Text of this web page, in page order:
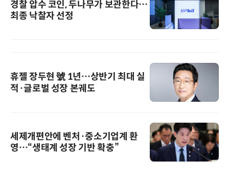
경찰 압수 코인, 두나무가 보관한다…
최종 낙찰자 선정
휴젤 장두현 號 1년…상반기 최대 실
적·글로벌 성장 본궤도
세제개편안에 벤처·중소기업계 환
영…“생태계 성장 기반 확충”